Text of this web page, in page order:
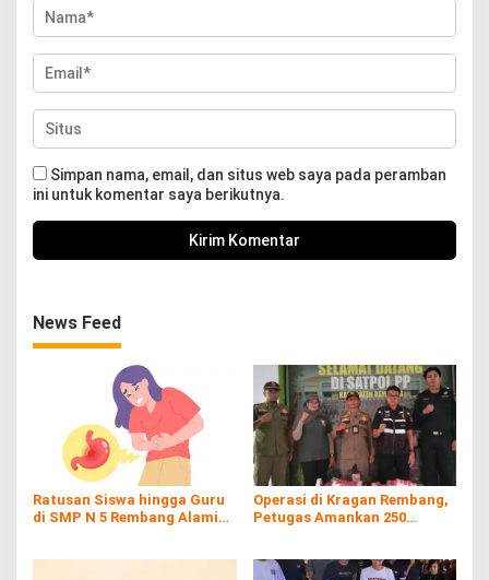
Simpan nama, email, dan situs web saya pada peramban
ini untuk komentar saya berikutnya.
News Feed
Ratusan Siswa hingga Guru
di SMP N 5 Rembang Alami
Operasi di Kragan Rembang,
Petugas Amankan 250